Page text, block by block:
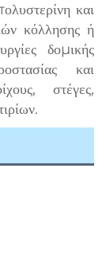
και
κόλλησης ή
δομικής
και
στέγες,